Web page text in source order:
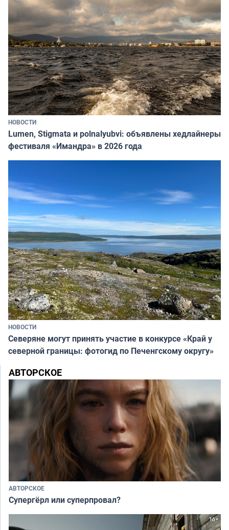
НОВОСТИ
Lumen, Stigmata и polnalyubvi: объявлены хедлайнеры
фестиваля «Имандра» в 2026 года
НОВОСТИ
Северяне могут принять участие в конкурсе «Край у
северной границы: фотогид по Печенгскому округу»
АВТОРСКОЕ
АВТОРСКОЕ
Супергёрл или суперпровал?